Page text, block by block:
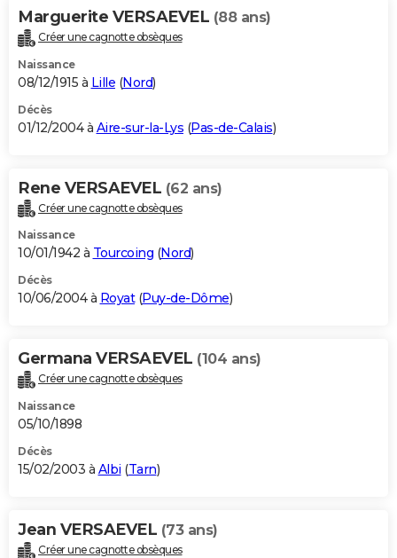
Marguerite VERSAEVEL (88 ans)
Créer une cagnotte obsèques
Naissance
08/12/1915 à Lille (Nord)
Décès
01/12/2004 à Aire-sur-la-Lys (Pas-de-Calais)
Rene VERSAEVEL (62 ans)
Créer une cagnotte obsèques
Naissance
10/01/1942 à Tourcoing (Nord)
Décès
10/06/2004 à Royat(Puy-de-Dôme)
Germana VERSAEVEL (104 ans)
Créer une cagnotte obsèques
Naissance
05/10/1898
Décès
15/02/2003 à Albi (Tarn)
Jean VERSAEVEL (73 ans)
Créer une cagnotte obsèques